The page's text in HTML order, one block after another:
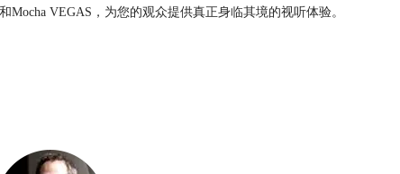
VEGAS，为您的观众提供真正身临其境的视听体验。